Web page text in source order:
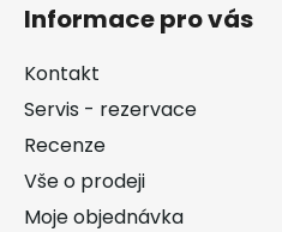
Informace pro vás
Kontakt
Servis - rezervace
Recenze
Vše o prodeji
Moje objednávka